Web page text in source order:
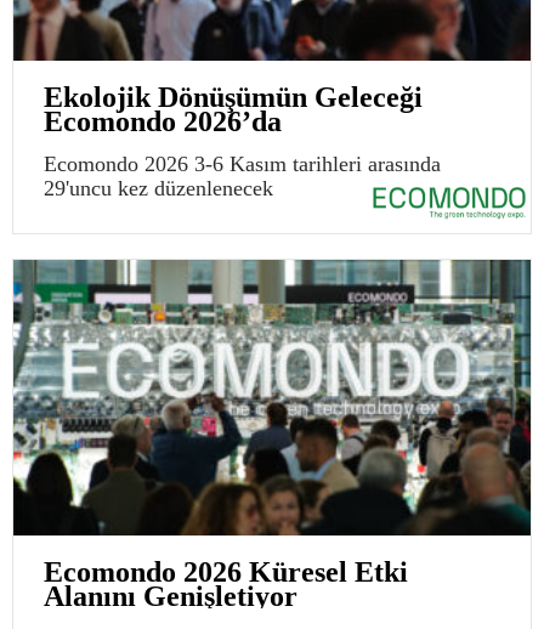
Ekolojik Dönüşümün Geleceği
Ecomondo 2026’da
Ecomondo 2026 3-6 Kasım tarihleri arasında
29'uncu kez düzenlenecek
Ecomondo 2026 Küresel Etki
Alanını Genişletiyor